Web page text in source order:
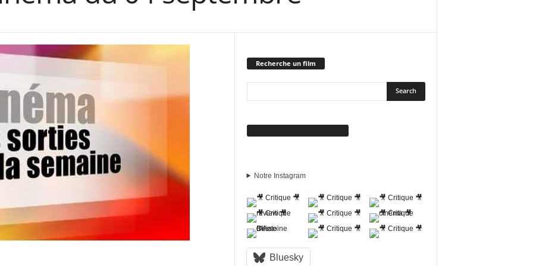
Recherche un film
Notre Instagram
Bluesky